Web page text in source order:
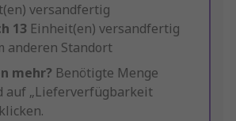
versandfertig
13 Einheit(en) versandfertig
anderen Standort
mehr? Benötigte Menge
auf „Lieferverfügbarkeit